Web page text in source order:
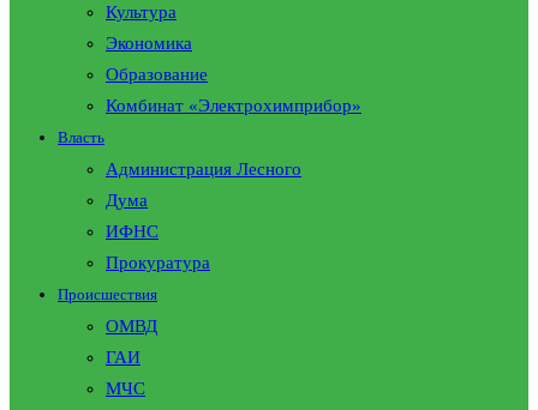
Культура
Экономика
Образование
Комбинат «Электрохимприбор»
Власть
Администрация Лесного
Дума
ИФНС
Прокуратура
Происшествия
ОМВД
ГАИ
МЧС